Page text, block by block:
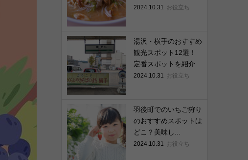
2024.10.31 お役立ち
湯沢・横手のおすすめ
観光スポット12選！
定番スポットを紹介
2024.10.31 お役立ち
羽後町でのいちご狩り
のおすすめスポットは
どこ？美味し...
2024.10.31 お役立ち